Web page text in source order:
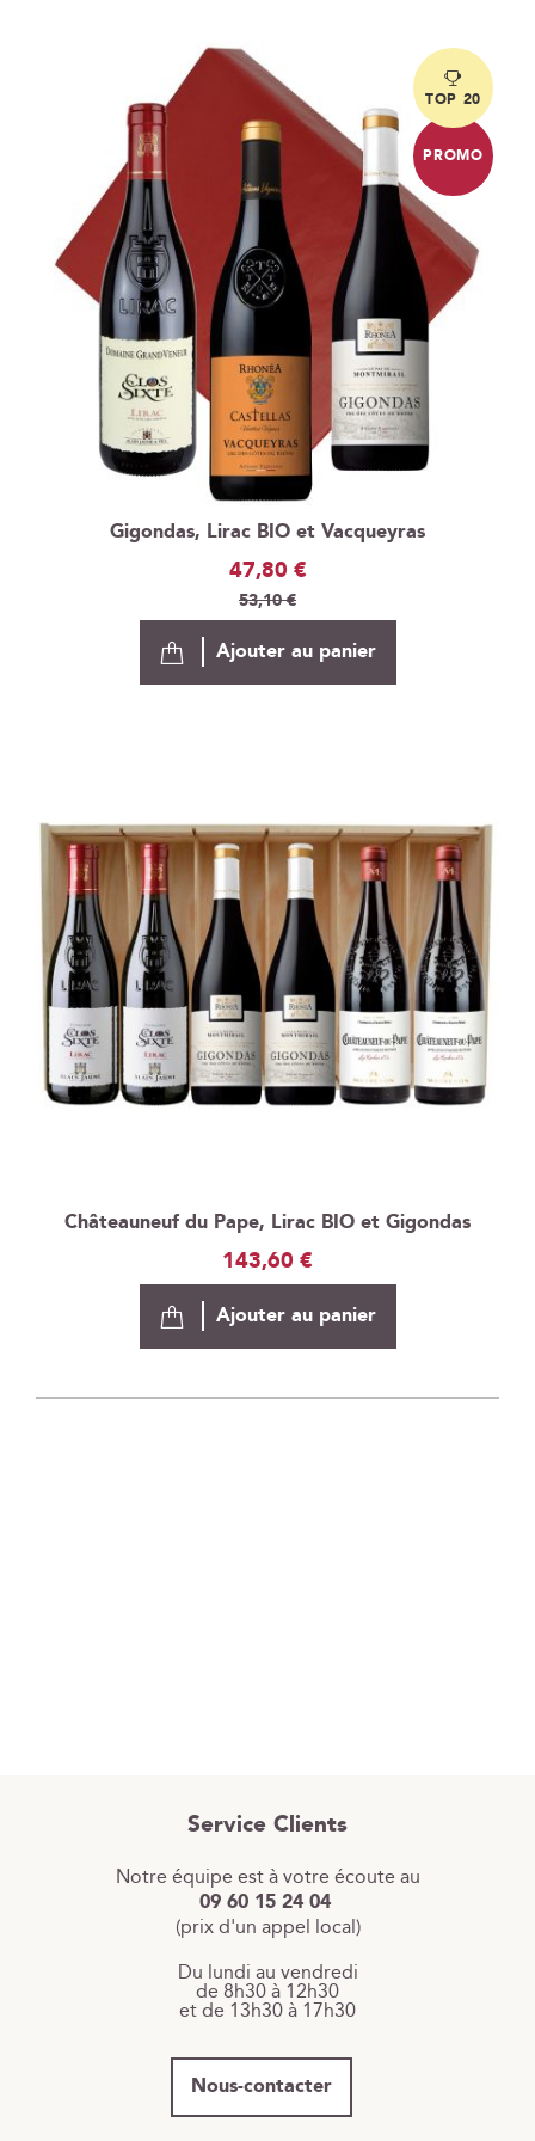
Gigondas, Lirac BIO et Vacqueyras
Prix
Spécial
47,80 €
53,10 €
TOP 20
PROMO
Ajouter au panier
Châteauneuf du Pape, Lirac BIO et Gigondas
143,60 €
Ajouter au panier
Service Clients
Notre équipe est à votre écoute au
09 60 15 24 04
(prix d'un appel local)
Du lundi au vendredi
de 8h30 à 12h30
et de 13h30 à 17h30
Nous-contacter